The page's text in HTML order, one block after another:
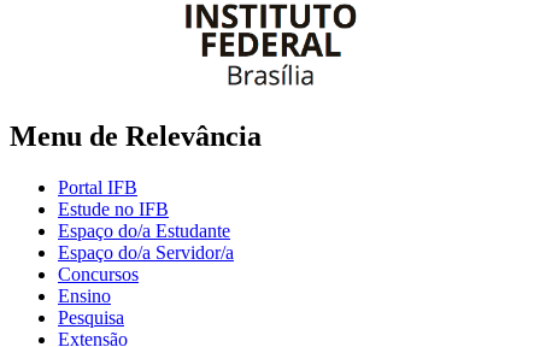
Menu de Relevância
Portal IFB
Estude no IFB
Espaço do/a Estudante
Espaço do/a Servidor/a
Concursos
Ensino
Pesquisa
Extensão